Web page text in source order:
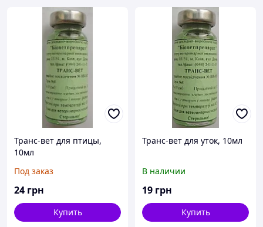
Транс-вет для птицы,
10мл
Под заказ
24 грн
Купить
Транс-вет для уток, 10мл
В наличии
19 грн
Купить